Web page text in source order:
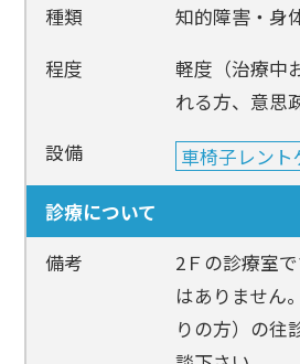
種類
知的障害・身
程度
軽度（治療中
れる方、意思
設備
車椅子レント
診療について
備考
2Ｆの診療室
はありません
りの方）の往